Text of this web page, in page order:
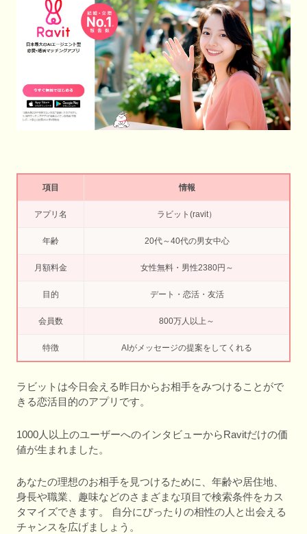
項目 情報
アプリ名 ラビット(ravit）
年齢 20代～40代の男女中心
月額料金 女性無料・男性2380円～
目的 デート・恋活・友活
会員数 800万人以上～
特徴 AIがメッセージの提案をしてくれる
ラビットは今日会える昨日からお相手をみつけることがで
きる恋活目的のアプリです。
1000人以上のユーザーへのインタビューからRavitだけの価
値が生まれました。
あなたの理想のお相手を見つけるために、年齢や居住地、
身長や職業、趣味などのさまざまな項目で検索条件をカス
タマイズできます。 自分にぴったりの相性の人と出会える
チャンスを広げましょう。